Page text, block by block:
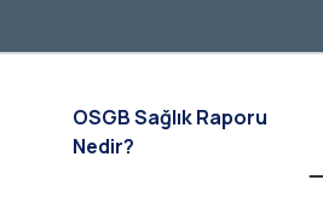
OSGB Sağlık Raporu
Nedir?